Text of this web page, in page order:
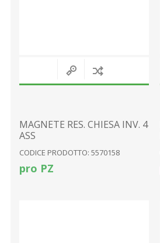
MAGNETE RES. CHIESA INV. 4
ASS
CODICE PRODOTTO: 5570158
pro PZ